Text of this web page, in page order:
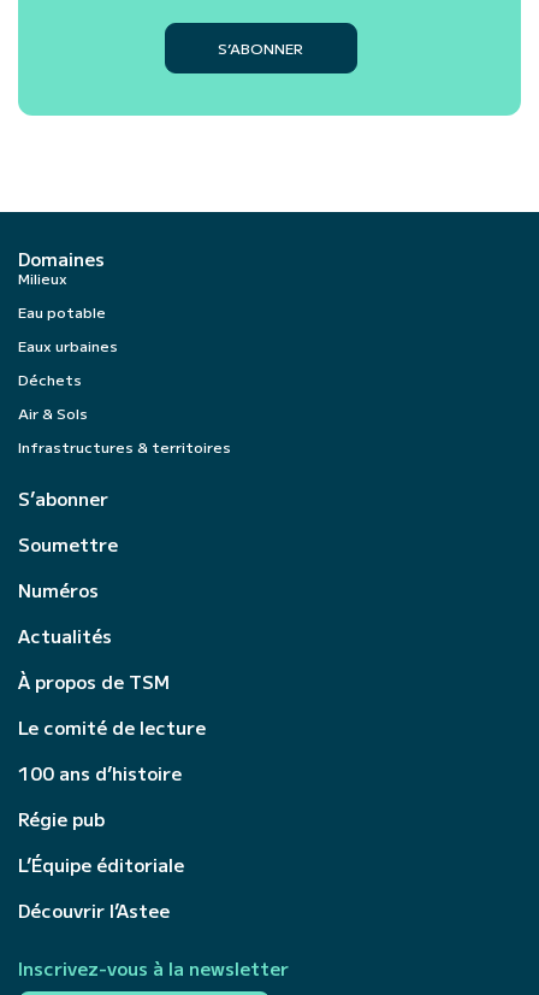
S’ABONNER
Domaines
Milieux
Eau potable
Eaux urbaines
Déchets
Air & Sols
Infrastructures & territoires
S’abonner
Soumettre
Numéros
Actualités
À propos de TSM
Le comité de lecture
100 ans d’histoire
Régie pub
L’Équipe éditoriale
Découvrir l’Astee
Inscrivez-vous à la newsletter